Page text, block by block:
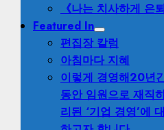
《나는 치사하게 은
Featured In
편집장 칼럼
아침마다 지혜
이렇게 경영해20년
동안 임원으로 재직
리된 ‘기업 경영’에